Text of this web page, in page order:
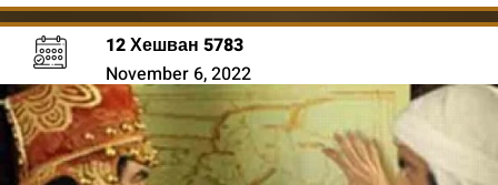
12 Хешван 5783
November 6, 2022